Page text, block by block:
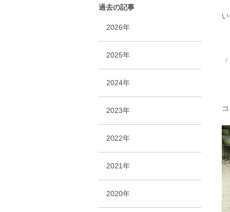
過去の記事
2026年
2025年
2024年
2023年
2022年
2021年
2020年